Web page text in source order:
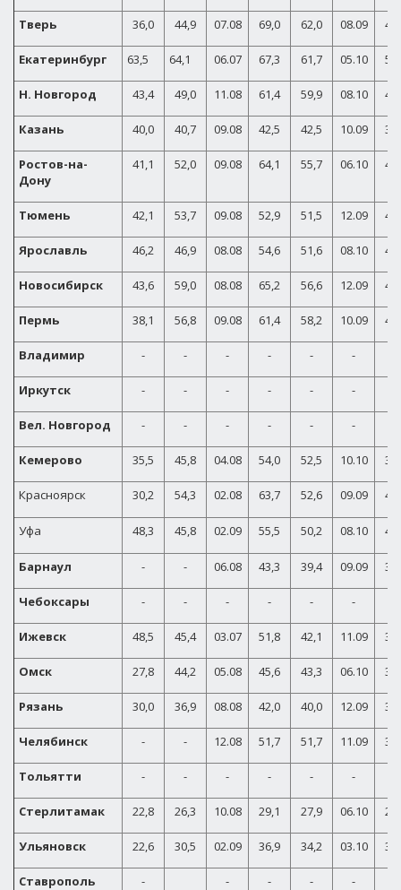
Тверь 36,0 44,9 07.08 69,0 62,0 08.09
Екатеринбург 63,5 64,1 06.07 67,3 61,7 05.10
Н. Новгород 43,4 49,0 11.08 61,4 59,9 08.10
Казань 40,0 40,7 09.08 42,5 42,5 10.09
Ростов-на-
Дону
41,1 52,0 09.08 64,1 55,7 06.10
Тюмень 42,1 53,7 09.08 52,9 51,5 12.09
Ярославль 46,2 46,9 08.08 54,6 51,6 08.10
Новосибирск 43,6 59,0 08.08 65,2 56,6 12.09
Пермь 38,1 56,8 09.08 61,4 58,2 10.09
Владимир - - - - - -
Иркутск - - - - - -
Вел. Новгород - - - - - -
Кемерово 35,5 45,8 04.08 54,0 52,5 10.10
Красноярск 30,2 54,3 02.08 63,7 52,6 09.09
Уфа 48,3 45,8 02.09 55,5 50,2 08.10
Барнаул - - 06.08 43,3 39,4 09.09
Чебоксары - - - - - -
Ижевск 48,5 45,4 03.07 51,8 42,1 11.09
Омск 27,8 44,2 05.08 45,6 43,3 06.10
Рязань 30,0 36,9 08.08 42,0 40,0 12.09
Челябинск - - 12.08 51,7 51,7 11.09
Тольятти - - - - - -
Стерлитамак 22,8 26,3 10.08 29,1 27,9 06.10
Ульяновск 22,6 30,5 02.09 36,9 34,2 03.10
Ставрополь - - - - -